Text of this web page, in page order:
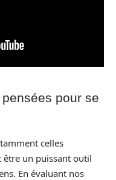
pour se
celles
un puissant outil
En évaluant nos